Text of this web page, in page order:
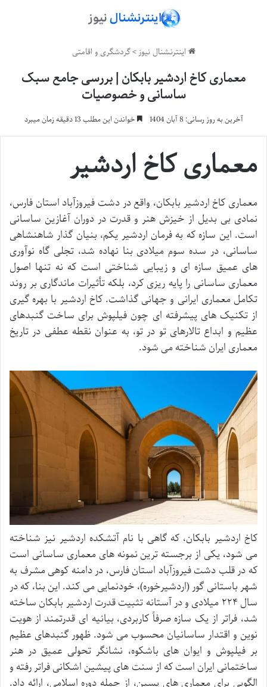
اینترنشنال نیوز>گردشگری و اقامتی
معماری کاخ اردشیر بابکان | بررسی جامع سبک
ساسانی و خصوصیات
آخرین به روز رسانی: 8 آبان 1404 خواندن این مطلب 13 دقیقه زمان میبرد
معماری کاخ اردشیر
معماری کاخ اردشیر بابکان، واقع در دشت فیروزآباد استان فارس،
نمادی بی بدیل از خیزش هنر و قدرت در دوران آغازین ساسانی
است. این سازه که به فرمان اردشیر یکم، بنیان گذار شاهنشاهی
ساسانی، در سده سوم میلادی بنا نهاده شد، تجلی گاه نوآوری
های عمیق سازه ای و زیبایی شناختی است که نه تنها اصول
معماری ساسانی را پایه ریزی کرد، بلکه تأثیرات ماندگاری بر روند
تکامل معماری ایرانی و جهانی گذاشت. کاخ اردشیر با بهره گیری
از تکنیک های پیشرفته ای چون فیلپوش برای ساخت گنبدهای
عظیم و ابداع تالارهای تو در تو، به عنوان نقطه عطفی در تاریخ
معماری ایران شناخته می شود.
کاخ اردشیر بابکان، که گاهی با نام آتشکده اردشیر نیز شناخته
می شود، یکی از برجسته ترین نمونه های معماری ساسانی است
که در قلب دشت فیروزآباد استان فارس، در دامنه کوهی مشرف به
شهر باستانی گور (اردشیرخوره)، خودنمایی می کند. این بنا، که در
سال ۲۲۴ میلادی و در آستانه تثبیت قدرت اردشیر بابکان ساخته
شد، فراتر از یک سازه صرفاً کاربردی، بیانیه ای قدرتمند از هویت
نوین و اقتدار ساسانیان محسوب می شود. ظهور گنبدهای عظیم
بر فیلپوش و ایوان های باشکوه، نشانگر تحولی عمیق در هنر
ساختمانی ایران است که از سنت های پیشین اشکانی فراتر رفته و
الگویی برای معماری های پسین، از جمله دوره اسلامی، ارائه داد.